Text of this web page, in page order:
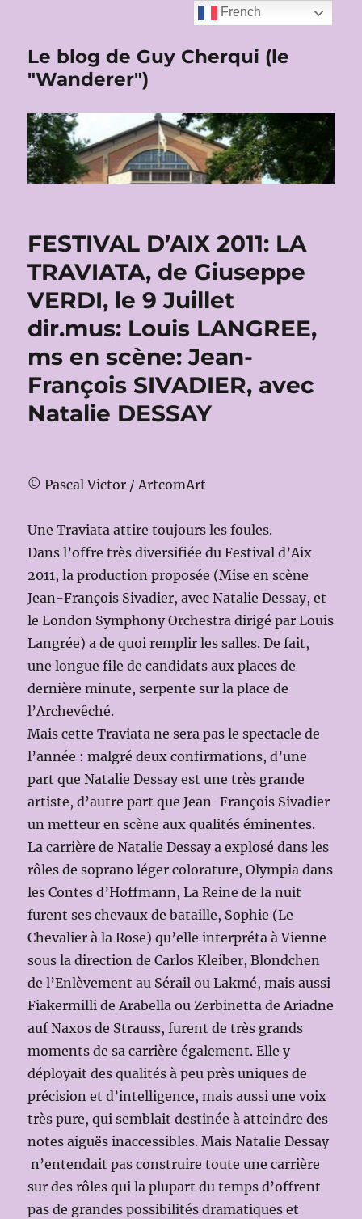
Le blog de Guy Cherqui (le
"Wanderer")
FESTIVAL D’AIX 2011: LA
TRAVIATA, de Giuseppe
VERDI, le 9 Juillet
dir.mus: Louis LANGREE,
ms en scène: Jean-
François SIVADIER, avec
Natalie DESSAY
© Pascal Victor / ArtcomArt
Une Traviata attire toujours les foules.
Dans l’offre très diversifiée du Festival d’Aix
2011, la production proposée (Mise en scène
Jean-François Sivadier, avec Natalie Dessay, et
le London Symphony Orchestra dirigé par Louis
Langrée) a de quoi remplir les salles. De fait,
une longue file de candidats aux places de
dernière minute, serpente sur la place de
l’Archevêché.
Mais cette Traviata ne sera pas le spectacle de
l’année : malgré deux confirmations, d’une
part que Natalie Dessay est une très grande
artiste, d’autre part que Jean-François Sivadier
un metteur en scène aux qualités éminentes.
La carrière de Natalie Dessay a explosé dans les
rôles de soprano léger colorature, Olympia dans
les Contes d’Hoffmann, La Reine de la nuit
furent ses chevaux de bataille, Sophie (Le
Chevalier à la Rose) qu’elle interpréta à Vienne
sous la direction de Carlos Kleiber, Blondchen
de l’Enlèvement au Sérail ou Lakmé, mais aussi
Fiakermilli de Arabella ou Zerbinetta de Ariadne
auf Naxos de Strauss, furent de très grands
moments de sa carrière également. Elle y
déployait des qualités à peu près uniques de
précision et d’intelligence, mais aussi une voix
très pure, qui semblait destinée à atteindre des
notes aiguës inaccessibles. Mais Natalie Dessay
n’entendait pas construire toute une carrière
sur des rôles qui la plupart du temps d’offrent
pas de grandes possibilités dramatiques et
French